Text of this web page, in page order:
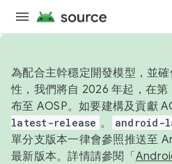
為配合主幹穩定開發模型，並
性，我們將自 2026 年起，在
布至 AOSP。如要建構及貢獻
latest-release 。 android-
單分支版本一律會參照推送至
最新版本。詳情請參閱「